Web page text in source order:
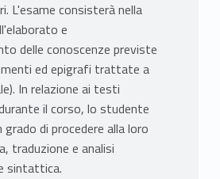
L'esame consisterà nella
e
delle conoscenze previste
ed epigrafi trattate a
In relazione ai testi
il corso, lo studente
di procedere alla loro
traduzione e analisi
sintattica.